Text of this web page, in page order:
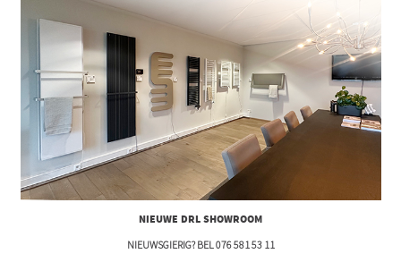
NIEUWE DRL SHOWROOM
NIEUWSGIERIG? BEL 076 581 53 11